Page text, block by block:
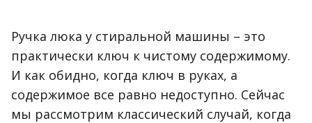
Ручка люка у стиральной машины ­– это
практически ключ к чистому содержимому.
И как обидно, когда ключ в руках, а
содержимое все равно недоступно. Сейчас
мы рассмотрим классический случай, когда